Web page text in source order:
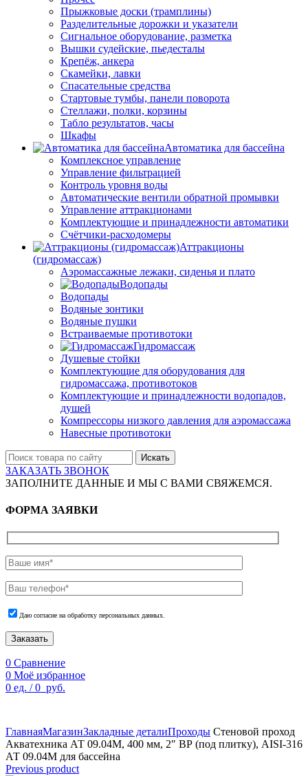
Прыжковые доски (трамплины)
Разделительные дорожки и указатели
Cигнальное оборудование, разметка
Вышки судейские, пьедесталы
Крепёж, анкера
Скамейки, лавки
Спасательные средства
Стартовые тумбы, панели поворота
Стеллажи, полки, корзины
Табло результатов, часы
Шкафы
Автоматика для бассейна
Комплексное управление
Управление фильтрацией
Контроль уровня воды
Автоматические вентили обратной промывки
Управление аттракционами
Комплектующие и принадлежности автоматики
Счётчики-расходомеры
Аттракционы
(гидромассаж)
Аэромассажные лежаки, сиденья и плато
Водопады
Водопады
Водяные зонтики
Водяные пушки
Встраиваемые противотоки
Гидромассаж
Душевые стойки
Комплектующие для оборудования для
гидромассажа, противотоков
Комплектующие и принадлежности водопадов,
душей
Компрессоры низкого давления для аэромассажа
Навесные противотоки
Искать
ЗАКАЗАТЬ ЗВОНОК
ЗАПОЛНИТЕ ДАННЫЕ И МЫ С ВАМИ СВЯЖЕМСЯ.
ФОРМА ЗАЯВКИ
Даю согласие на обработку персональных данных.
Заказать
0 Сравнение
0 Моё избранное
0 ед. / 0 руб.
ГлавнаяМагазинЗакладные деталиПроходы Стеновой проход
Акватехника АТ 09.04М, 400 мм, 2″ ВР (под плитку), AISI-316
АТ 09.04М для бассейна
Previous product